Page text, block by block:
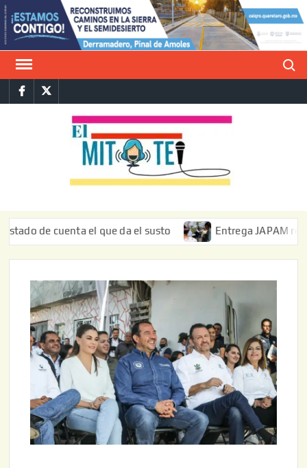
Saltar
al
contenido
FacebookTwitter
de cuenta el que da el susto Entrega JAPAM